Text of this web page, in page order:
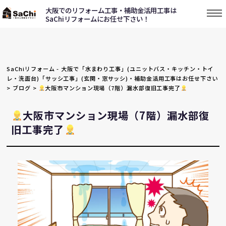
大阪でのリフォーム工事・補助金活用工事は
SaChiリフォームにお任せ下さい！
SaChiリフォーム - 大阪で「水まわり工事」(ユニットバス・キッチン・トイ
レ・洗面台)「サッシ工事」(玄関・窓サッシ)・補助金活用工事はお任せ下さい
> ブログ > 大阪市マンション現場（7階）漏水部復旧工事完了
大阪市マンション現場（7階）漏水部復
旧工事完了